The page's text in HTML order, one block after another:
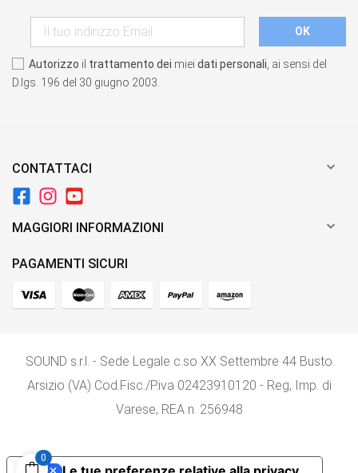
Autorizzo il trattamento dei miei dati personali , ai sensi del
D.lgs. 196 del 30 giugno 2003.
CONTATTACI 
MAGGIORI INFORMAZIONI 
PAGAMENTI SICURI
SOUND s.r.l. - Sede Legale c.so XX Settembre 44 Busto
Arsizio (VA) Cod.Fisc./P.iva 02423910120 - Reg, Imp. di
Varese, REA n. 256948
0